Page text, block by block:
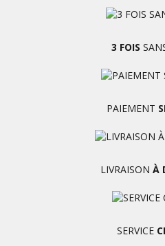
3 FOIS
PAIEMENT
LIVRAISON À
SERVICE